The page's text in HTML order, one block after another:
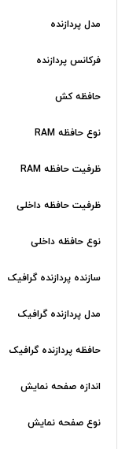
مدل پردازنده
فرکانس پردازنده
حافظه کش
نوع حافظه RAM
ظرفیت حافظه RAM
ظرفیت حافظه داخلی
نوع حافظه داخلی
سازنده پردازنده گرافیک
مدل پردازنده گرافیک
حافظه پردازنده گرافیک
اندازه صفحه نمایش
نوع صفحه نمایش